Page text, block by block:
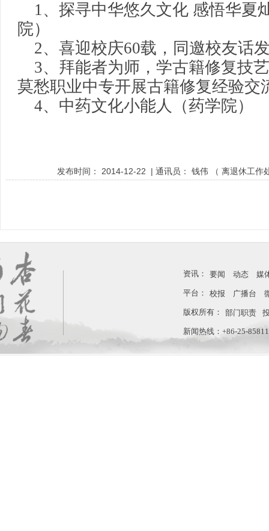
1、 探寻中华悠久文化 感悟华夏
院）
2、喜迎校庆60载，同邀校友话
3、拜能者为师，学古籍修复技
莫愁职业中专开展古籍修复经验交
4、中药文化小能人（药学院）
发布时间： 2014-12-22 | 通讯员： 钱伟 （ 离退休工作
资讯： 要闻 动态 媒
平台： 校报 广播台
版权所有： 部门职责
新闻热线：+86-25-